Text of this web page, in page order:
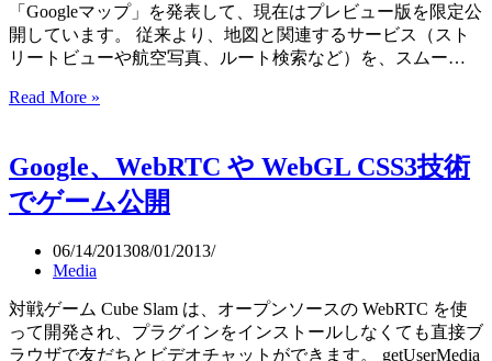
「Googleマップ」を発表して、現在はプレビュー版を限定公
開しています。 従来より、地図と関連するサービス（スト
リートビューや航空写真、ルート検索など）を、スムー…
Read More »
Google
Maps
と
の
で
次
Google、WebRTC や WebGL CSS3技術
でゲーム公開
06/14/201308/01/2013
Media
対戦ゲーム Cube Slam は、オープンソースの WebRTC を使
って開発され、プラグインをインストールしなくても直接ブ
ラウザで友だちとビデオチャットができます。 getUserMedia